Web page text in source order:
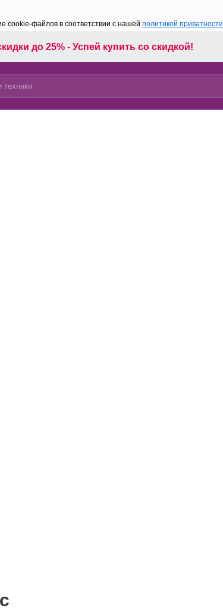
cookie-файлов в соответствии с нашей политикой приватности
до 25% - Успей купить со скидкой!